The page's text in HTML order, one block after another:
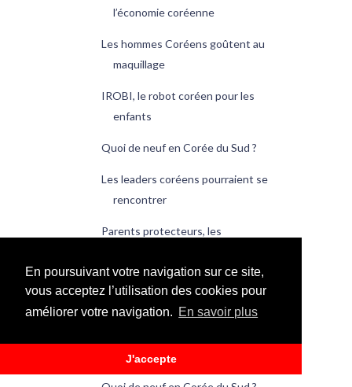
En poursuivant votre navigation sur ce site,
vous acceptez l’utilisation des cookies pour
améliorer votre navigation. En savoir plus
J'accepte
l’économie coréenne
Les hommes Coréens goûtent au
maquillage
IROBI, le robot coréen pour les
enfants
Quoi de neuf en Corée du Sud ?
Les leaders coréens pourraient se
rencontrer
Parents protecteurs, les
Les smart-phones, pas si lucratifs
technologies 2009